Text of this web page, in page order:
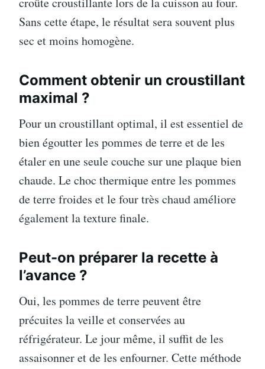
Sans cette étape, le résultat sera souvent plus
sec et moins homogène.
Comment obtenir un croustillant
maximal ?
Pour un croustillant optimal, il est essentiel de
bien égoutter les pommes de terre et de les
étaler en une seule couche sur une plaque bien
chaude. Le choc thermique entre les pommes
de terre froides et le four très chaud améliore
également la texture finale.
Peut-on préparer la recette à
l’avance ?
Oui, les pommes de terre peuvent être
précuites la veille et conservées au
réfrigérateur. Le jour même, il suffit de les
assaisonner et de les enfourner. Cette méthode